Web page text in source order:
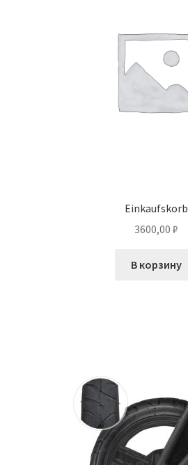
Einkaufskorb
3600,00 ₽
В корзину